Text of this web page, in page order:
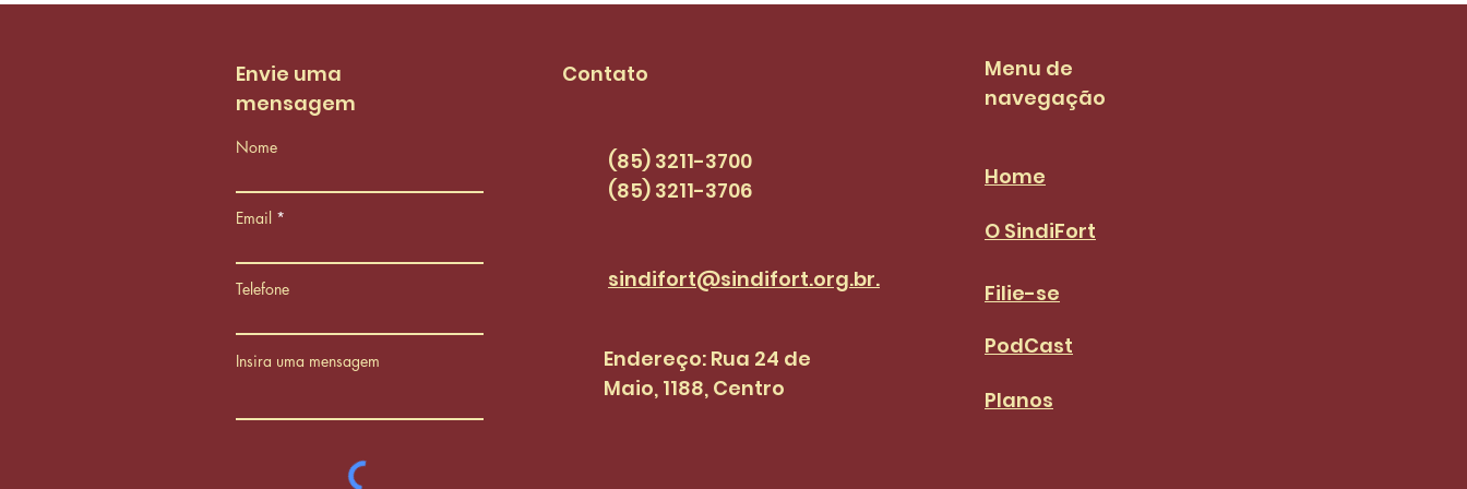
PCCS
pautas dos
PCCS da categoria
Envie uma
mensagem
Nome
Email
Telefone
Insira uma mensagem
Contato
(85) 3211-3700
(85) 3211-3706
sindifort@sindifort.org.br.
Endereço: Rua 24 de
Maio, 1188, Centro
Menu de
navegação
Home
O SindiFort
Filie-se
PodCast
Planos